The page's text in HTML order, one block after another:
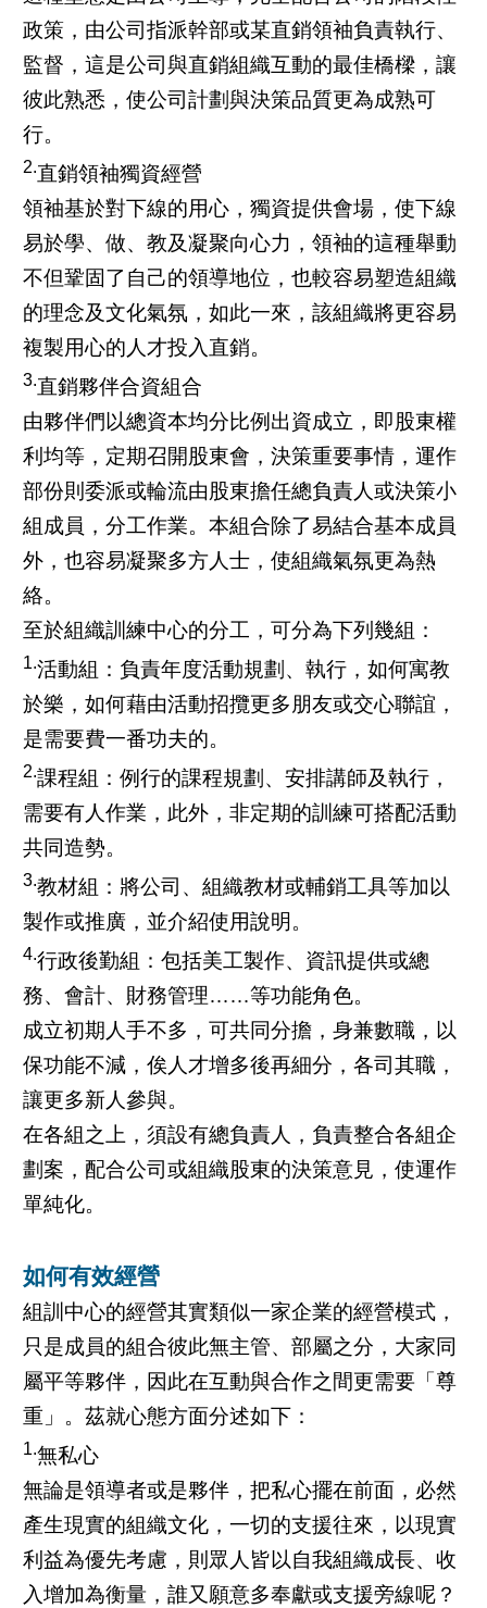
政策，由公司指派幹部或某直銷領袖負責執行、
監督，這是公司與直銷組織互動的最佳橋樑，讓
彼此熟悉，使公司計劃與決策品質更為成熟可
行。
2.直銷領袖獨資經營
領袖基於對下線的用心，獨資提供會場，使下線
易於學、做、教及凝聚向心力，領袖的這種舉動
不但鞏固了自己的領導地位，也較容易塑造組織
的理念及文化氣氛，如此一來，該組織將更容易
複製用心的人才投入直銷。
3.直銷夥伴合資組合
由夥伴們以總資本均分比例出資成立，即股東權
利均等，定期召開股東會，決策重要事情，運作
部份則委派或輪流由股東擔任總負責人或決策小
組成員，分工作業。本組合除了易結合基本成員
外，也容易凝聚多方人士，使組織氣氛更為熱
絡。
至於組織訓練中心的分工，可分為下列幾組：
1.活動組：負責年度活動規劃、執行，如何寓教
於樂，如何藉由活動招攬更多朋友或交心聯誼，
是需要費一番功夫的。
2.課程組：例行的課程規劃、安排講師及執行，
需要有人作業，此外，非定期的訓練可搭配活動
共同造勢。
3.教材組：將公司、組織教材或輔銷工具等加以
製作或推廣，並介紹使用說明。
4.行政後勤組：包括美工製作、資訊提供或總
務、會計、財務管理……等功能角色。
成立初期人手不多，可共同分擔，身兼數職，以
保功能不減，俟人才增多後再細分，各司其職，
讓更多新人參與。
在各組之上，須設有總負責人，負責整合各組企
劃案，配合公司或組織股東的決策意見，使運作
單純化。
如何有效經營
組訓中心的經營其實類似一家企業的經營模式，
只是成員的組合彼此無主管、部屬之分，大家同
屬平等夥伴，因此在互動與合作之間更需要「尊
重」。茲就心態方面分述如下：
1.無私心
無論是領導者或是夥伴，把私心擺在前面，必然
產生現實的組織文化，一切的支援往來，以現實
利益為優先考慮，則眾人皆以自我組織成長、收
入增加為衡量，誰又願意多奉獻或支援旁線呢？